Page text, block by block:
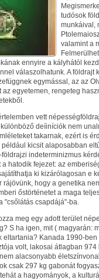
tudósok
munkáival,
valamint a
ennyire a kályhától
válaszolhatunk. A földrajt
egymással, az az
az egyetemen, rengeteg
vett
deíiníciók nem
takarnak, ezért is
például kicsit alaposabban
indeterminizmus
a hatodik fejezet: az
ki kizárólagosan e
rájövünk, hogy a genetika
őstörténetet a maga
"csőlátás csapdájá"-ba.
meg egy adott terület
S ha igen, mit ( magyarán:
eltartania? Kanada 1990-
volt, lakosai átlagban 974
alacsonyabb
csak 297 kg gabonát
a hagyományok, a